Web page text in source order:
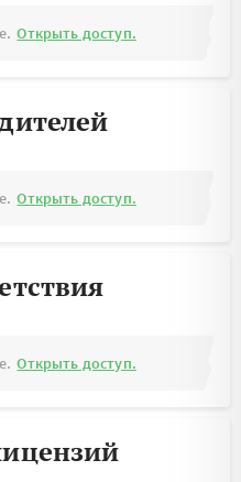
Открыть доступ.
Открыть доступ.
Открыть доступ.